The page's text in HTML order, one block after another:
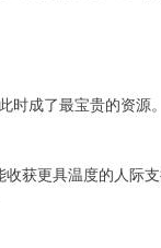
时成了最宝贵的资源
获更具温度的人际